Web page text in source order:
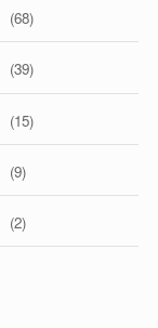
(68)
(39)
(15)
(9)
(2)